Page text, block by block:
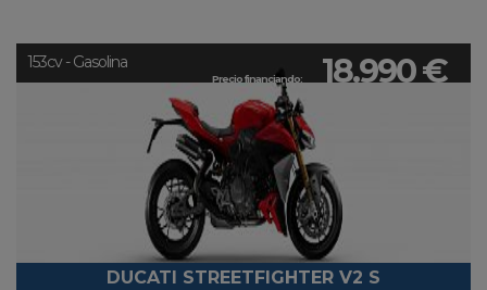
Precio financiando: 18.990 €
153cv - Gasolina
DUCATI STREETFIGHTER V2 S